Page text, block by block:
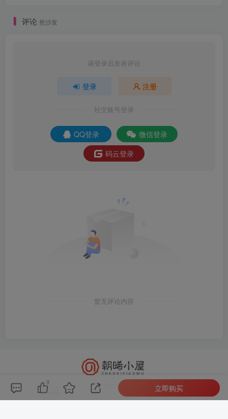
评论 抢沙发
请登录后发表评论
登录 注册
社交账号登录
QQ登录
微信登录
码云登录
暂无评论内容
朝晞小屋
9
立即购买